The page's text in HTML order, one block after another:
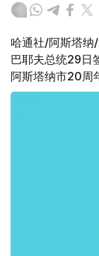
哈通社/阿斯塔
巴耶夫总统29日
阿斯塔纳市20周